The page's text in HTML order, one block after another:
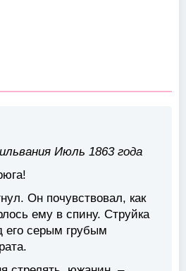
Июль 1863 года
Он почувствовал, как
ему в спину. Струйка
его серым грубым